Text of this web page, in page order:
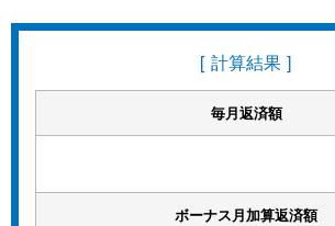
[ 計算結果 ]
毎月返済額
ボーナス月加算返済額